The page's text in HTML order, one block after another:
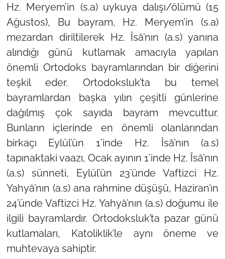
Hz. Meryem’in (s.a) uykuya dalışı/ölümü (15
Ağustos), Bu bayram, Hz. Meryem’in (s.a)
mezardan diriltilerek Hz. Îsâ’nın (a.s) yanına
alındığı günü kutlamak amacıyla yapılan
önemli Ortodoks bayramlarından bir diğerini
teşkil eder. Ortodoksluk’ta bu temel
bayramlardan başka yılın çeşitli günlerine
dağılmış çok sayıda bayram mevcuttur.
Bunların içlerinde en önemli olanlarından
birkaçı Eylül’ün 1’inde Hz. Îsâ’nın (a.s)
tapınaktaki vaazı, Ocak ayının 1’inde Hz. Îsâ’nın
(a.s) sünneti, Eylül’ün 23’ünde Vaftizci Hz.
Yahyâ’nın (a.s) ana rahmine düşüşü, Haziran’ın
24’ünde Vaftizci Hz. Yahyâ’nın (a.s) doğumu ile
ilgili bayramlardır. Ortodoksluk’ta pazar günü
kutlamaları, Katoliklik’le aynı öneme ve
muhtevaya sahiptir.